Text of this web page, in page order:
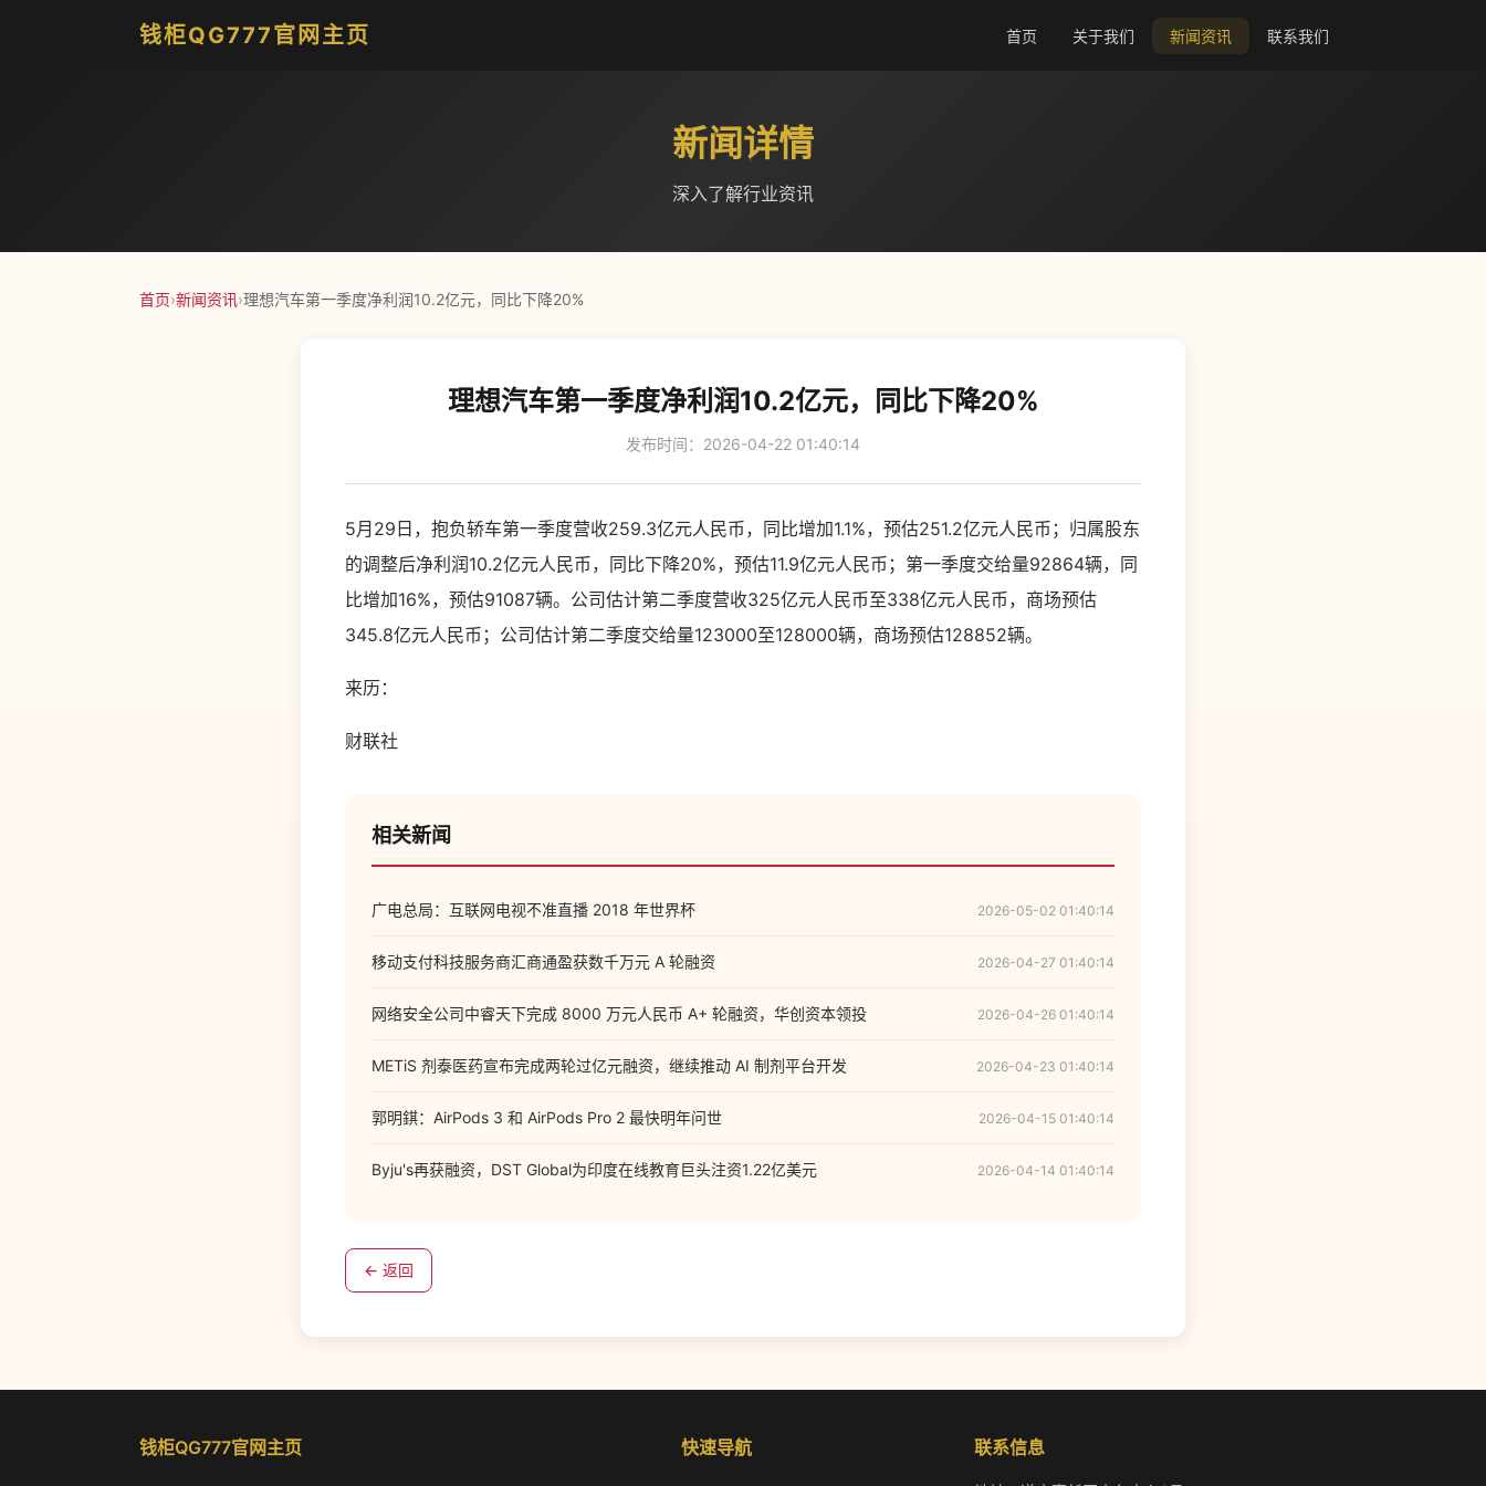
钱柜QG777官网主页 首页 关于我们 新闻资讯 联系我们
新闻详情
深入了解行业资讯
首页›新闻资讯›理想汽车第一季度净利润10.2亿元，同比下降20%
理想汽车第一季度净利润10.2亿元，同比下降20%
发布时间：2026-04-22 01:40:14
5月29日，抱负轿车第一季度营收259.3亿元人民币，同比增加1.1%，预估251.2亿元人民币；归属股东
的调整后净利润10.2亿元人民币，同比下降20%，预估11.9亿元人民币；第一季度交给量92864辆，同
比增加16%，预估91087辆。公司估计第二季度营收325亿元人民币至338亿元人民币，商场预估
345.8亿元人民币；公司估计第二季度交给量123000至128000辆，商场预估128852辆。
来历：
财联社
相关新闻
广电总局：互联网电视不准直播 2018 年世界杯 2026-05-02 01:40:14
移动支付科技服务商汇商通盈获数千万元 A 轮融资 2026-04-27 01:40:14
网络安全公司中睿天下完成 8000 万元人民币 A+ 轮融资，华创资本领投 2026-04-26 01:40:14
METiS 剂泰医药宣布完成两轮过亿元融资，继续推动 AI 制剂平台开发 2026-04-23 01:40:14
郭明錤：AirPods 3 和 AirPods Pro 2 最快明年问世 2026-04-15 01:40:14
Byju's再获融资，DST Global为印度在线教育巨头注资1.22亿美元 2026-04-14 01:40:14
← 返回
钱柜QG777官网主页 快速导航 联系信息